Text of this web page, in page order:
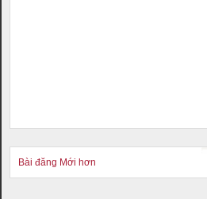
Bài đăng Mới hơn